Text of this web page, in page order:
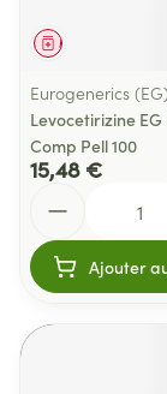
Médicament
Eurogenerics (EG)
Levocetirizine
Comp Pell 100
15,48 €
Ajouter